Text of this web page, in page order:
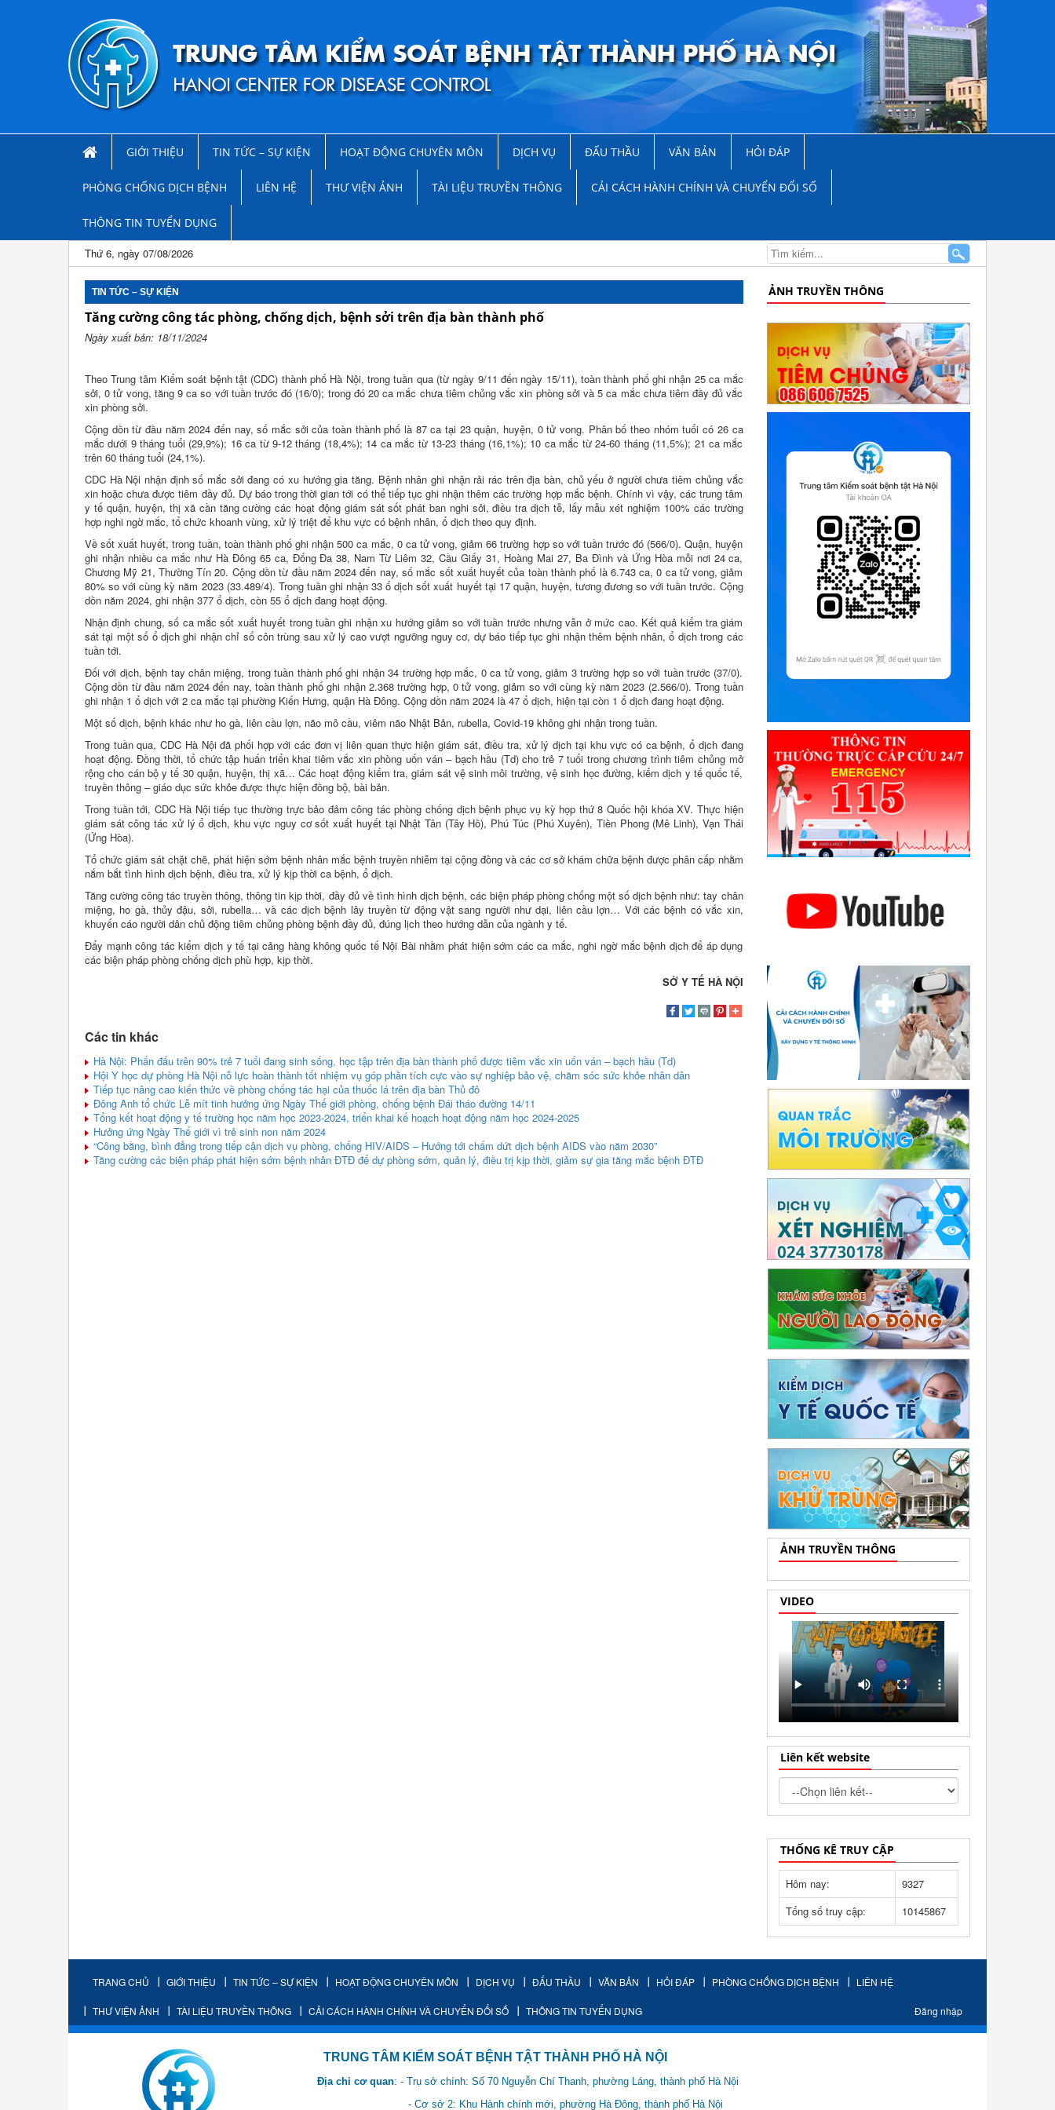
GIỚI THIỆU TIN TỨC – SỰ KIỆN HOẠT ĐỘNG CHUYÊN MÔN DỊCH VỤ ĐẤU THẦU VĂN BẢN HỎI ĐÁP
PHÒNG CHỐNG DỊCH BỆNH LIÊN HỆ THƯ VIỆN ẢNH TÀI LIỆU TRUYỀN THÔNG CẢI CÁCH HÀNH CHÍNH VÀ CHUYỂN ĐỔI SỐ
THÔNG TIN TUYỂN DỤNG
Thứ 6, ngày 07/08/2026
TIN TỨC – SỰ KIỆN
Tăng cường công tác phòng, chống dịch, bệnh sởi trên địa bàn thành phố
Ngày xuất bản: 18/11/2024
Theo Trung tâm Kiểm soát bệnh tật (CDC) thành phố Hà Nội, trong tuần qua (từ ngày 9/11 đến ngày 15/11), toàn thành phố ghi nhận 25 ca mắc
sởi, 0 tử vong, tăng 9 ca so với tuần trước đó (16/0); trong đó 20 ca mắc chưa tiêm chủng vắc xin phòng sởi và 5 ca mắc chưa tiêm đầy đủ vắc
xin phòng sởi.
Cộng dồn từ đầu năm 2024 đến nay, số mắc sởi của toàn thành phố là 87 ca tại 23 quận, huyện, 0 tử vong. Phân bố theo nhóm tuổi có 26 ca
mắc dưới 9 tháng tuổi (29,9%); 16 ca từ 9-12 tháng (18,4%); 14 ca mắc từ 13-23 tháng (16,1%); 10 ca mắc từ 24-60 tháng (11,5%); 21 ca mắc
trên 60 tháng tuổi (24,1%).
CDC Hà Nội nhận định số mắc sởi đang có xu hướng gia tăng. Bệnh nhân ghi nhận rải rác trên địa bàn, chủ yếu ở người chưa tiêm chủng vắc
xin hoặc chưa được tiêm đầy đủ. Dự báo trong thời gian tới có thể tiếp tục ghi nhận thêm các trường hợp mắc bệnh. Chính vì vậy, các trung tâm
y tế quận, huyện, thị xã cần tăng cường các hoạt động giám sát sốt phát ban nghi sởi, điều tra dịch tễ, lấy mẫu xét nghiệm 100% các trường
hợp nghi ngờ mắc, tổ chức khoanh vùng, xử lý triệt để khu vực có bệnh nhân, ổ dịch theo quy định.
Về sốt xuất huyết, trong tuần, toàn thành phố ghi nhận 500 ca mắc, 0 ca tử vong, giảm 66 trường hợp so với tuần trước đó (566/0). Quận, huyện
ghi nhận nhiều ca mắc như Hà Đông 65 ca, Đống Đa 38, Nam Từ Liêm 32, Cầu Giấy 31, Hoàng Mai 27, Ba Đình và Ứng Hòa mỗi nơi 24 ca,
Chương Mỹ 21, Thường Tín 20. Cộng dồn từ đầu năm 2024 đến nay, số mắc sốt xuất huyết của toàn thành phố là 6.743 ca, 0 ca tử vong, giảm
80% so với cùng kỳ năm 2023 (33.489/4). Trong tuần ghi nhận 33 ổ dịch sốt xuất huyết tại 17 quận, huyện, tương đương so với tuần trước. Cộng
dồn năm 2024, ghi nhận 377 ổ dịch, còn 55 ổ dịch đang hoạt động.
Nhận định chung, số ca mắc sốt xuất huyết trong tuần ghi nhận xu hướng giảm so với tuần trước nhưng vẫn ở mức cao. Kết quả kiểm tra giám
sát tại một số ổ dịch ghi nhận chỉ số côn trùng sau xử lý cao vượt ngưỡng nguy cơ, dự báo tiếp tục ghi nhận thêm bệnh nhân, ổ dịch trong các
tuần tới.
Đối với dịch, bệnh tay chân miệng, trong tuần thành phố ghi nhận 34 trường hợp mắc, 0 ca tử vong, giảm 3 trường hợp so với tuần trước (37/0).
Cộng dồn từ đầu năm 2024 đến nay, toàn thành phố ghi nhận 2.368 trường hợp, 0 tử vong, giảm so với cùng kỳ năm 2023 (2.566/0). Trong tuần
ghi nhận 1 ổ dịch với 2 ca mắc tại phường Kiến Hưng, quận Hà Đông. Cộng dồn năm 2024 là 47 ổ dịch, hiện tại còn 1 ổ dịch đang hoạt động.
Một số dịch, bệnh khác như ho gà, liên cầu lợn, não mô cầu, viêm não Nhật Bản, rubella, Covid-19 không ghi nhận trong tuần.
Trong tuần qua, CDC Hà Nội đã phối hợp với các đơn vị liên quan thực hiện giám sát, điều tra, xử lý dịch tại khu vực có ca bệnh, ổ dịch đang
hoạt động. Đồng thời, tổ chức tập huấn triển khai tiêm vắc xin phòng uốn ván – bạch hầu (Td) cho trẻ 7 tuổi trong chương trình tiêm chủng mở
rộng cho cán bộ y tế 30 quận, huyện, thị xã… Các hoạt động kiểm tra, giám sát vệ sinh môi trường, vệ sinh học đường, kiểm dịch y tế quốc tế,
truyền thông – giáo dục sức khỏe được thực hiện đồng bộ, bài bản.
Trong tuần tới, CDC Hà Nội tiếp tục thường trực bảo đảm công tác phòng chống dịch bệnh phục vụ kỳ họp thứ 8 Quốc hội khóa XV. Thực hiện
giám sát công tác xử lý ổ dịch, khu vực nguy cơ sốt xuất huyết tại Nhật Tân (Tây Hồ), Phú Túc (Phú Xuyên), Tiền Phong (Mê Linh), Vạn Thái
(Ứng Hòa).
Tổ chức giám sát chặt chẽ, phát hiện sớm bệnh nhân mắc bệnh truyền nhiễm tại cộng đồng và các cơ sở khám chữa bệnh được phân cấp nhằm
nắm bắt tình hình dịch bệnh, điều tra, xử lý kịp thời ca bệnh, ổ dịch.
Tăng cường công tác truyền thông, thông tin kịp thời, đầy đủ về tình hình dịch bệnh, các biện pháp phòng chống một số dịch bệnh như: tay chân
miệng, ho gà, thủy đậu, sởi, rubella… và các dịch bệnh lây truyền từ động vật sang người như dại, liên cầu lợn… Với các bệnh có vắc xin,
khuyến cáo người dân chủ động tiêm chủng phòng bệnh đầy đủ, đúng lịch theo hướng dẫn của ngành y tế.
Đẩy mạnh công tác kiểm dịch y tế tại cảng hàng không quốc tế Nội Bài nhằm phát hiện sớm các ca mắc, nghi ngờ mắc bệnh dịch để áp dụng
các biện pháp phòng chống dịch phù hợp, kịp thời.
SỞ Y TẾ HÀ NỘI
Các tin khác
Hà Nội: Phấn đấu trên 90% trẻ 7 tuổi đang sinh sống, học tập trên địa bàn thành phố được tiêm vắc xin uốn ván – bạch hầu (Td)
Hội Y học dự phòng Hà Nội nỗ lực hoàn thành tốt nhiệm vụ góp phần tích cực vào sự nghiệp bảo vệ, chăm sóc sức khỏe nhân dân
Tiếp tục nâng cao kiến thức về phòng chống tác hại của thuốc lá trên địa bàn Thủ đô
Đông Anh tổ chức Lễ mít tinh hưởng ứng Ngày Thế giới phòng, chống bệnh Đái tháo đường 14/11
Tổng kết hoạt động y tế trường học năm học 2023-2024, triển khai kế hoạch hoạt động năm học 2024-2025
Hưởng ứng Ngày Thế giới vì trẻ sinh non năm 2024
“Công bằng, bình đẳng trong tiếp cận dịch vụ phòng, chống HIV/AIDS – Hướng tới chấm dứt dịch bệnh AIDS vào năm 2030”
Tăng cường các biện pháp phát hiện sớm bệnh nhân ĐTĐ để dự phòng sớm, quản lý, điều trị kịp thời, giảm sự gia tăng mắc bệnh ĐTĐ
ẢNH TRUYỀN THÔNG
ẢNH TRUYỀN THÔNG
VIDEO
Liên kết website
THỐNG KÊ TRUY CẬP
Hôm nay:
9327
Tổng số truy cập:
10145867
TRANG CHỦ GIỚI THIỆU TIN TỨC – SỰ KIỆN HOẠT ĐỘNG CHUYÊN MÔN DỊCH VỤ ĐẤU THẦU VĂN BẢN HỎI ĐÁP PHÒNG CHỐNG DỊCH BỆNH LIÊN HỆ
THƯ VIỆN ẢNH TÀI LIỆU TRUYỀN THÔNG CẢI CÁCH HÀNH CHÍNH VÀ CHUYỂN ĐỔI SỐ THÔNG TIN TUYỂN DỤNG Đăng nhập
TRUNG TÂM KIỂM SOÁT BỆNH TẬT THÀNH PHỐ HÀ NỘI
Địa chỉ cơ quan: - Trụ sở chính: Số 70 Nguyễn Chí Thanh, phường Láng, thành phố Hà Nội
- Cơ sở 2: Khu Hành chính mới, phường Hà Đông, thành phố Hà Nội